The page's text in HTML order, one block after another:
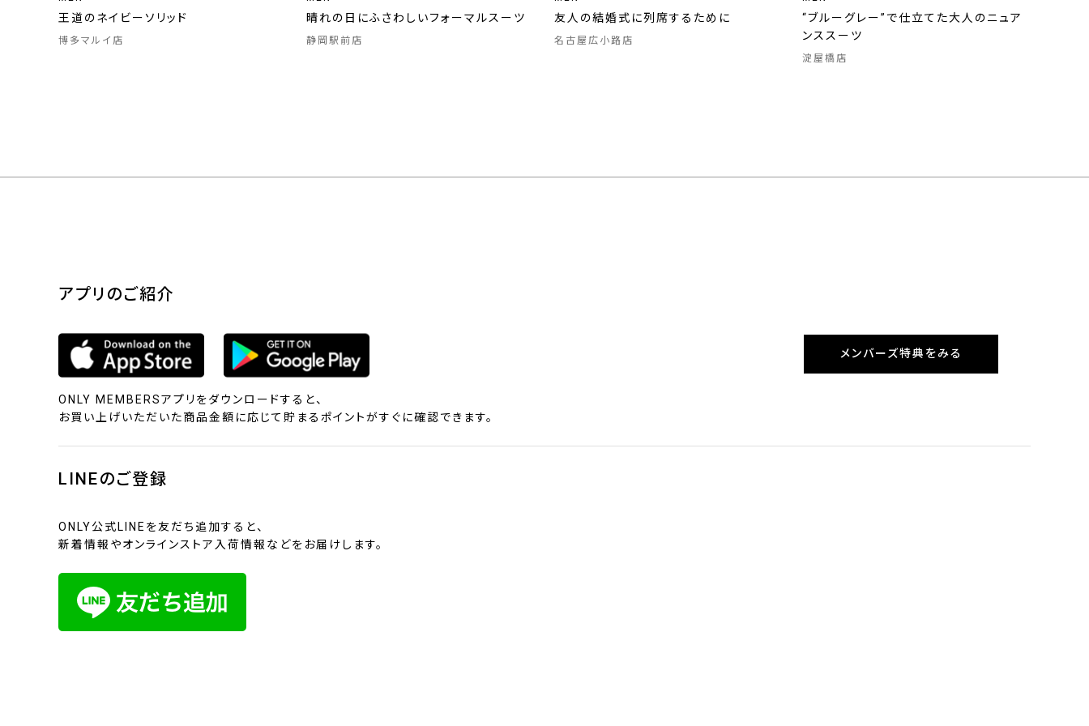
王道のネイビーソリッド
博多マルイ店
晴れの日にふさわしいフォーマルスーツ
静岡駅前店
友人の結婚式に列席するために
名古屋広小路店
“ブルーグレー”で仕立てた大人のニュア
ンススーツ
淀屋橋店
アプリのご紹介
ONLY MEMBERSアプリをダウンロードすると、
お買い上げいただいた商品金額に応じて貯まるポイントがすぐに確認できます。
メンバーズ特典をみる
LINEのご登録
ONLY公式LINEを友だち追加すると、
新着情報やオンラインストア入荷情報などをお届けします。